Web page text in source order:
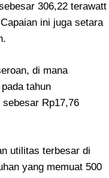
306,22 terawatt
ini juga setara
di mana
tahun
Rp17,76
utilitas terbesar di
yang memuat 500